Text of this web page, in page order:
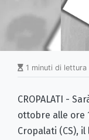
1 minuti di lettura
CROPALATI -
ottobre alle ore
Cropalati (CS),